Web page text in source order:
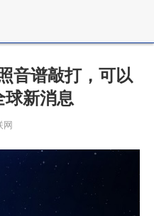
音谱敲打，可以
球新消息
网